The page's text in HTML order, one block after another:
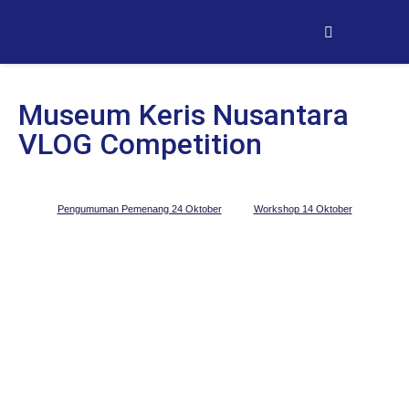
Museum Keris Nusantara
VLOG Competition
Pengumuman Pemenang 24 Oktober Workshop 14 Oktober